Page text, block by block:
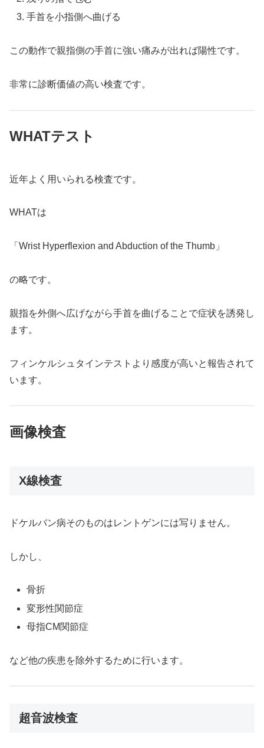
手首を小指側へ曲げる
この動作で親指側の手首に強い痛みが出れば陽性です。
非常に診断価値の高い検査です。
WHATテスト
近年よく用いられる検査です。
WHATは
「Wrist Hyperflexion and Abduction of the Thumb」
の略です。
親指を外側へ広げながら手首を曲げることで症状を誘発し
ます。
フィンケルシュタインテストより感度が高いと報告されて
います。
画像検査
X線検査
ドケルバン病そのものはレントゲンには写りません。
しかし、
骨折
変形性関節症
母指CM関節症
など他の疾患を除外するために行います。
超音波検査